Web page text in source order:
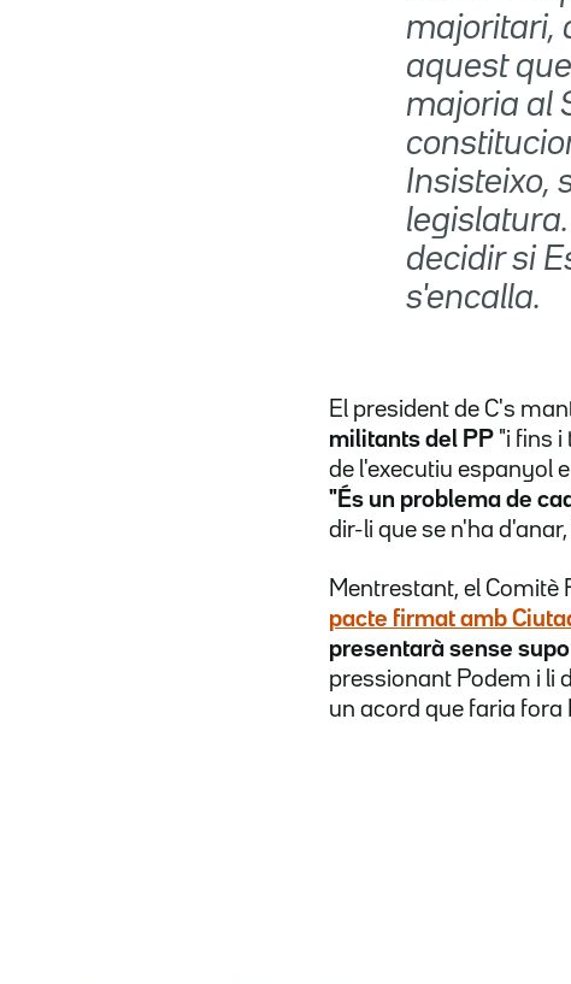
majoritari,
aquest
majoria al
Insisteixo,
decidir si
s'encalla.
El president de C's
militants del PP "i fins i
de l'executiu espanyol
"És un problema de
dir-li que se n'ha
Mentrestant, el Comitè
pacte firmat amb
presentarà sense
pressionant Podem i li
un acord que faria fora